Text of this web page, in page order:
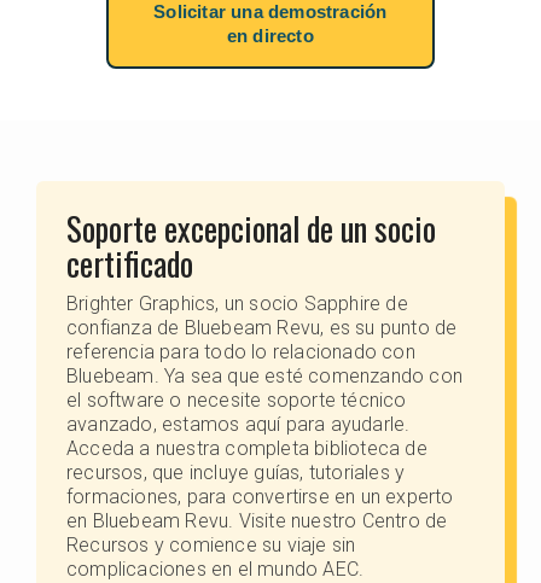
Solicitar una demostración
en directo
Soporte excepcional de un socio
certificado
Brighter Graphics, un socio Sapphire de
confianza de Bluebeam Revu, es su punto de
referencia para todo lo relacionado con
Bluebeam. Ya sea que esté comenzando con
el software o necesite soporte técnico
avanzado, estamos aquí para ayudarle.
Acceda a nuestra completa biblioteca de
recursos, que incluye guías, tutoriales y
formaciones, para convertirse en un experto
en Bluebeam Revu. Visite nuestro Centro de
Recursos y comience su viaje sin
complicaciones en el mundo AEC.